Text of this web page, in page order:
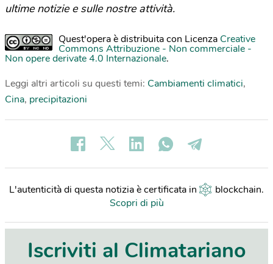
ultime notizie e sulle nostre attività.
Quest'opera è distribuita con Licenza Creative
Commons Attribuzione - Non commerciale -
Non opere derivate 4.0 Internazionale.
Leggi altri articoli su questi temi: Cambiamenti climatici,
Cina, precipitazioni
L'autenticità di questa notizia è certificata in blockchain.
Scopri di più
Iscriviti al Climatariano